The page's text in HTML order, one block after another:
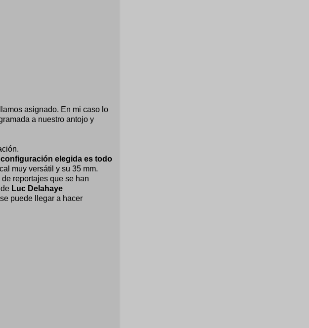
asignado. En mi caso lo
a nuestro antojo y
configuración elegida es todo
muy versátil y su 35 mm.
reportajes que se han
Luc Delahaye
puede llegar a hacer